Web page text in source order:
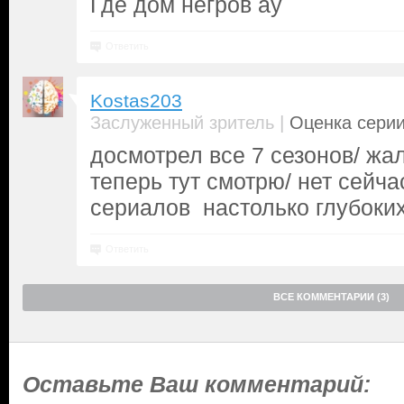
Kostas203
Заслуженный зритель | Оценка
досмотрел все 7 сезонов/
теперь тут смотрю/ нет
сериалов настолько
ВСЕ КОММЕНТАРИИ (3)
Оставьте Ваш комментарий: